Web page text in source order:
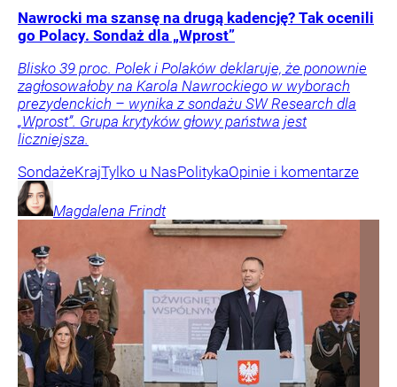
Nawrocki ma szansę na drugą kadencję? Tak ocenili
go Polacy. Sondaż dla „Wprost”
Blisko 39 proc. Polek i Polaków deklaruje, że ponownie
zagłosowałoby na Karola Nawrockiego w wyborach
prezydenckich – wynika z sondażu SW Research dla
„Wprost”. Grupa krytyków głowy państwa jest
liczniejsza.
SondażeKrajTylko u NasPolitykaOpinie i komentarze
Magdalena Frindt